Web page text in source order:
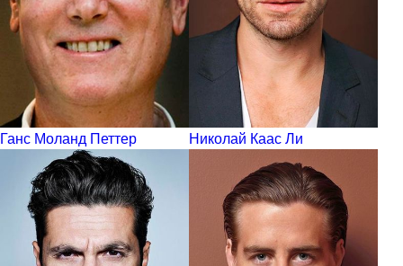
Ганс Моланд Петтер Николай Каас Ли